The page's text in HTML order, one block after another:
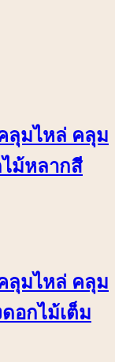
ลุมไหล่ คลุม
ม้หลากสี
ลุมไหล่ คลุม
อกไม้เต็ม